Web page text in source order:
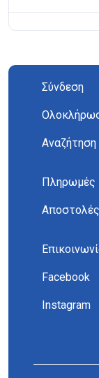
Σύνδεση
Αναζήτηση
Πληρωμές
Αποστολές
Facebook
Instagram